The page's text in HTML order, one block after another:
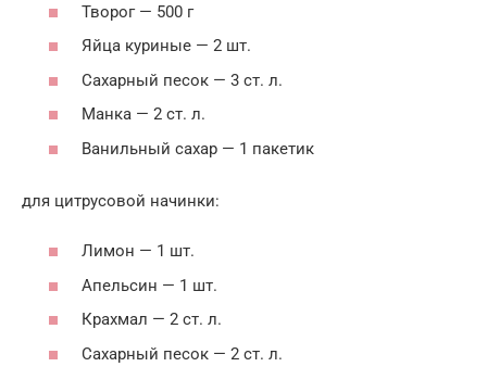
Творог — 500 г
Яйца куриные — 2 шт.
Сахарный песок — 3 ст. л.
Манка — 2 ст. л.
Ванильный сахар — 1 пакетик
для цитрусовой начинки:
Лимон — 1 шт.
Апельсин — 1 шт.
Крахмал — 2 ст. л.
Сахарный песок — 2 ст. л.